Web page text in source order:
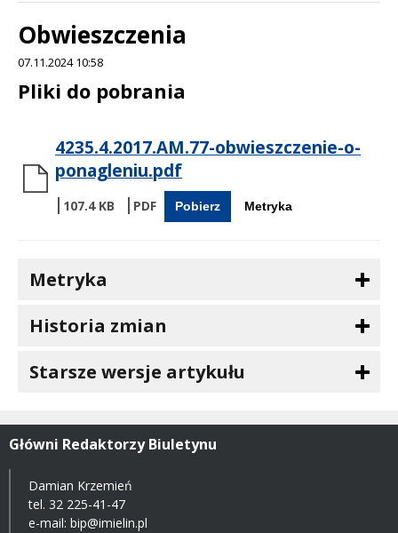
Obwieszczenia
07.11.2024 10:58
Treść
Pliki do pobrania
4235.4.2017.AM.77-obwieszczenie-o-
ponagleniu.pdf
107.4 KB Pobierz Metryka
Metryka
Historia zmian
Starsze wersje artykułu
Główni Redaktorzy Biuletynu
Damian Krzemień
tel. 32 225-41-47
e-mail: bip@imielin.pl